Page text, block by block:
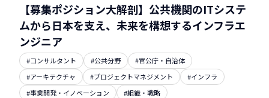
【募集ポジション大解剖】公共機関のITシステ
ムから日本を支え、未来を構想するインフラエ
ンジニア
#コンサルタント #公共分野
#官公庁・自治体
#アーキテクチャ
#プロジェクトマネジメント
#インフラ
#事業開発・イノベーション
#組織・戦略